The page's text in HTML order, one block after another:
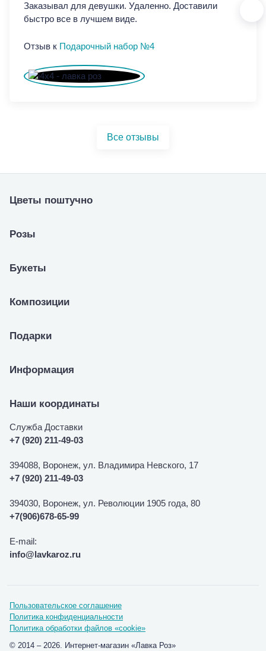
Заказывал для девушки. Удаленно. Доставили
быстро все в лучшем виде.
Отзыв к Подарочный набор №4
Все отзывы
Цветы поштучно
Розы
Букеты
Композиции
Подарки
Информация
Наши координаты
Служба Доставки
+7 (920) 211-49-03
394088, Воронеж, ул. Владимира Невского, 17
+7 (920) 211-49-03
394030, Воронеж, ул. Революции 1905 года, 80
+7(906)678-65-99
E-mail:
info@lavkaroz.ru
Пользовательское соглашение
Политика конфиденциальности
Политика обработки файлов «cookie»
© 2014 – 2026. Интернет-магазин «Лавка Роз»